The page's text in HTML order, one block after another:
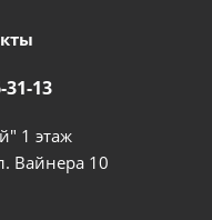
31-13
1 этаж
Вайнера 10